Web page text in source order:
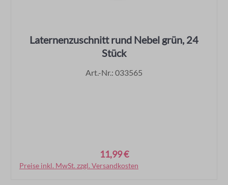
Laternenzuschnitt rund Nebel grün, 24
Stück
Art.-Nr.: 033565
11,99 €
Preise inkl. MwSt. zzgl. Versandkosten
In den Warenkorb